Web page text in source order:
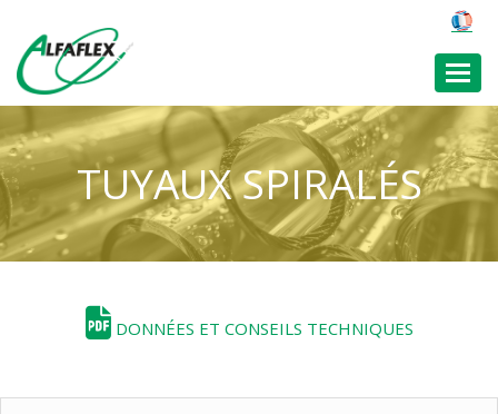
TUYAUX SPIRALÉS
DONNÉES ET CONSEILS TECHNIQUES